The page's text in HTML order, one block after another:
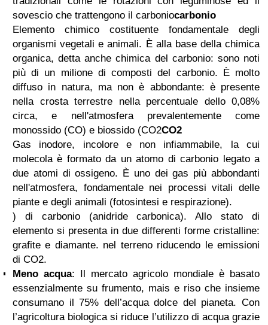
sovescio che trattengono il carboniocarbonio
Elemento chimico costituente fondamentale degli
organismi vegetali e animali. È alla base della chimica
organica, detta anche chimica del carbonio: sono noti
più di un milione di composti del carbonio. È molto
diffuso in natura, ma non è abbondante: è presente
nella crosta terrestre nella percentuale dello 0,08%
circa, e nell'atmosfera prevalentemente come
monossido (CO) e biossido (CO2CO2
Gas inodore, incolore e non infiammabile, la cui
molecola è formato da un atomo di carbonio legato a
due atomi di ossigeno. È uno dei gas più abbondanti
nell'atmosfera, fondamentale nei processi vitali delle
piante e degli animali (fotosintesi e respirazione).
) di carbonio (anidride carbonica). Allo stato di
elemento si presenta in due differenti forme cristalline:
grafite e diamante. nel terreno riducendo le emissioni
di CO2.
Meno acqua: Il mercato agricolo mondiale è basato
essenzialmente su frumento, mais e riso che insieme
consumano il 75% dell’acqua dolce del pianeta. Con
l’agricoltura biologica si riduce l’utilizzo di acqua grazie